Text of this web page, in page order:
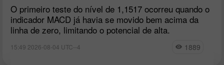
O primeiro teste do nível de 1,1517 ocorreu quando o
indicador MACD já havia se movido bem acima da
linha de zero, limitando o potencial de alta.
15:49 2026-08-04 UTC--4 1889